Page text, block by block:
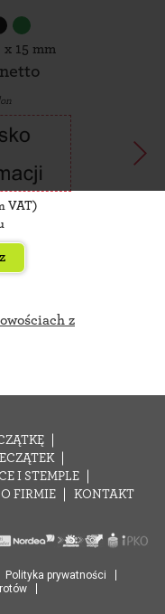
15 mm
netto
VAT)
z
I STEMPLE
O FIRMIE KONTAKT
Polityka prywatności